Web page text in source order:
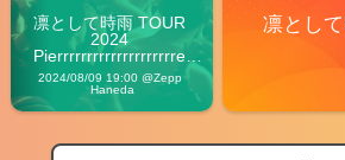
凛として時雨 TOUR
2024
Pierrrrrrrrrrrrrrrrrrrre
Vibes
2024/08/09 19:00 @Zepp
Haneda
凛とし